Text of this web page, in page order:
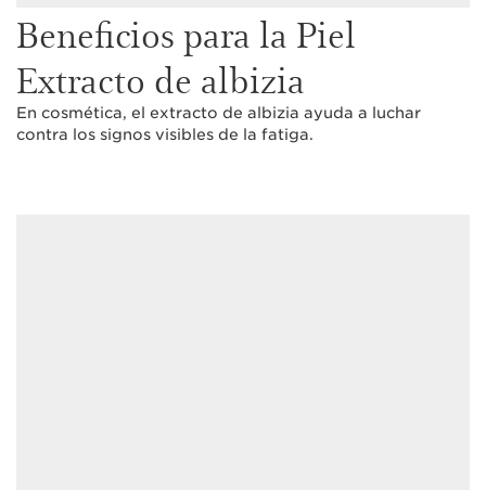
Beneficios para la Piel
Extracto de albizia
En cosmética, el extracto de albizia ayuda a luchar
contra los signos visibles de la fatiga.